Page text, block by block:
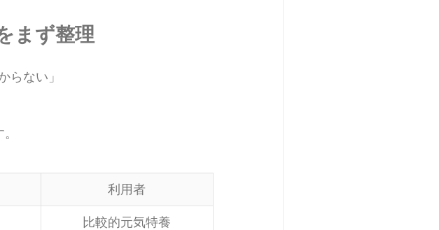
まず整理
らない」
利用者
比較的元気特養